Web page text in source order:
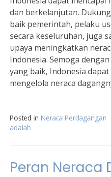
dan berkelanjutan.
baik pemerintah, pelaku
secara keseluruhan, juga
upaya meningkatkan
Indonesia. Semoga
yang baik, Indonesia
mengelola neraca
Posted in Neraca Perdagangan
adalah
Peran Neraca